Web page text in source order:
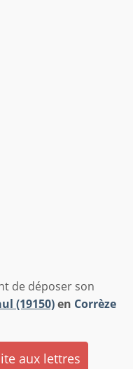
de déposer son
(19150)en Corrèze
aux lettres